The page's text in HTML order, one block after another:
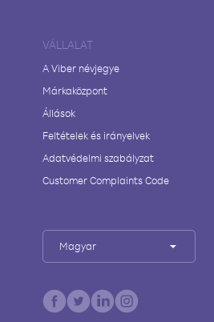
VÁLLALAT
A Viber névjegye
Márkaközpont
Állások
Feltételek és irányelvek
Adatvédelmi szabályzat
Customer Complaints Code
Magyar